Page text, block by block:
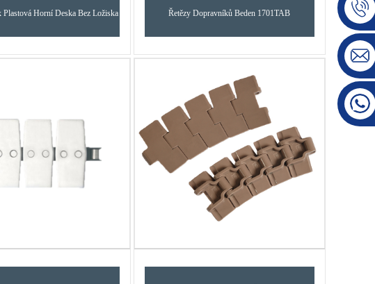
Plastová Horní Deska Bez Ložiska Řetězy Dopravníků Beden 1701TAB